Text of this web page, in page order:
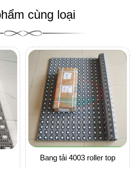
cùng loại
Bang tải 4003 roller top